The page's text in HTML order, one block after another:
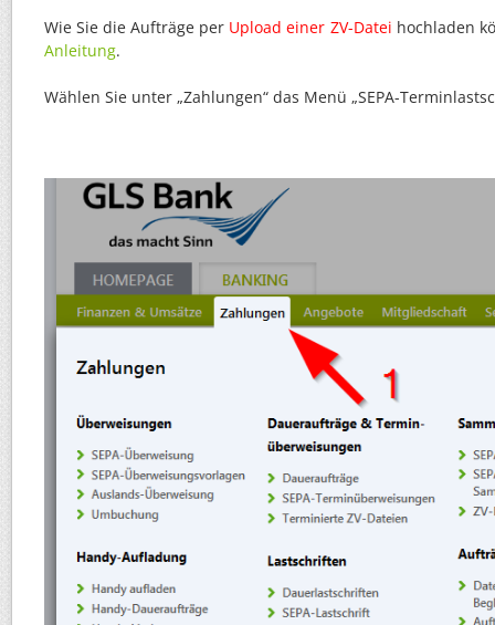
Wie Sie die Aufträge per Upload einer ZV-Datei hochladen
Anleitung.
Wählen Sie unter „Zahlungen“ das Menü „SEPA-